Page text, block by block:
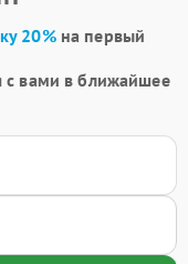
20%на первый
с вами в ближайшее